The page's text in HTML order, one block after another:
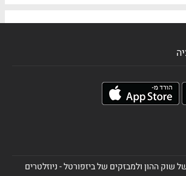
שוק ההון ולמבזקים של ביזפורטל - ניוזלטרים